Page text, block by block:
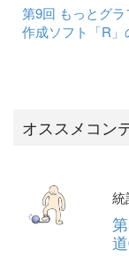
第9回 もっとグ
作成ソフト「R」
オススメコン
統